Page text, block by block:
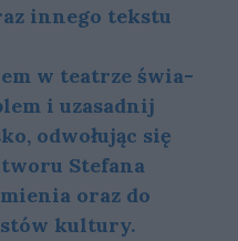
in­ne­go tek­stu
w te­atrze świa­
i uza­sad­nij
od­wo­łu­jąc się
Stefana
oraz do
kul­tu­ry.